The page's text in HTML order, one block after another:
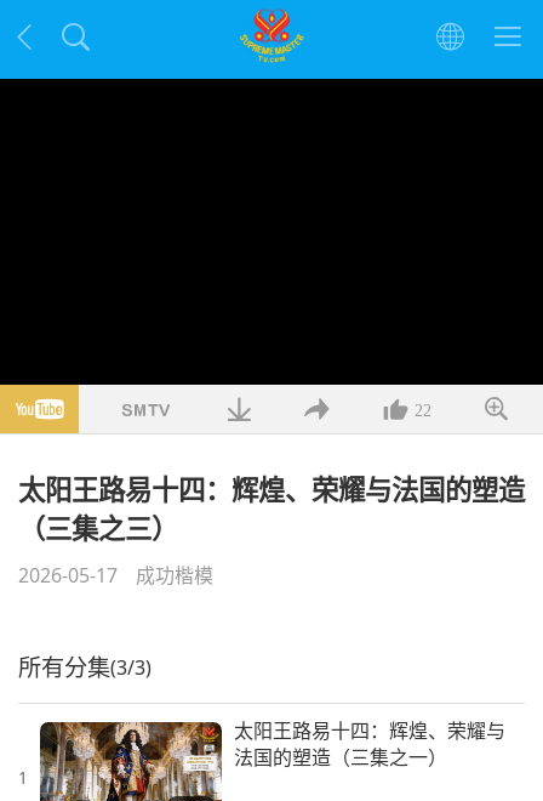
22
太阳王路易十四：辉煌、荣耀与法国的塑造
（三集之三）
2026-05-17 成功楷模
所有分集(3/3)
1
太阳王路易十四：辉煌、荣耀与
法国的塑造（三集之一）